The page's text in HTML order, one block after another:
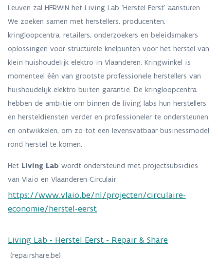
Leuven zal HERW!N het Living Lab ‘Herstel Eerst’ aansturen.
We zoeken samen met herstellers, producenten,
kringloopcentra, retailers, onderzoekers en beleidsmakers
oplossingen voor structurele knelpunten voor het herstel van
klein huishoudelijk elektro in Vlaanderen. Kringwinkel is
momenteel één van grootste professionele herstellers van
huishoudelijk elektro buiten garantie. De kringloopcentra
hebben de ambitie om binnen de living labs hun herstellers
en hersteldiensten verder en professioneler te ondersteunen
en ontwikkelen, om zo tot een levensvatbaar businessmodel
rond herstel te komen.
Het Living Lab wordt ondersteund met projectsubsidies
van Vlaio en Vlaanderen Circulair
https://www.vlaio.be/nl/projecten/circulaire-
economie/herstel-eerst
Living Lab - Herstel Eerst - Repair & Share
(repairshare.be)